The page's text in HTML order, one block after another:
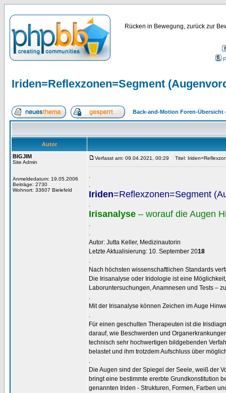
Rücken in Bewegung, zurück zur
Iriden=Reflexzonen=Segment
Back-and-Motion Foren-Übersicht
Autor
BIGJIM
Site Admin
Anmeldedatum: 19.05.2006
Beiträge: 2730
Wohnort: 33607 Bielefeld
Verfasst am: 09.04.2021, 00:29 Titel:
.
.
Iriden=Reflexzonen=Segment
.
Irisanalyse – worauf die Augen
.
.
Autor: Jutta Keller, Medizinautorin
Letzte Aktualisierung: 10. September 2018
.
Nach höchsten wissenschaftlichen Standards
Die Irisanalyse oder Iridologie ist eine
Laboruntersuchungen, Anamnesen und Tests –
.
Mit der Irisanalyse können Zeichen im Auge
.
Für einen geschulten Therapeuten ist die
darauf, wie Beschwerden und
technisch sehr hochwertigen bildgebenden
belastet und ihm trotzdem Aufschluss über
.
Die Augen sind der Spiegel der Seele, weiß der
bringt eine bestimmte ererbte Grundkonstitution
genannten Iriden - Strukturen, Formen, Farben